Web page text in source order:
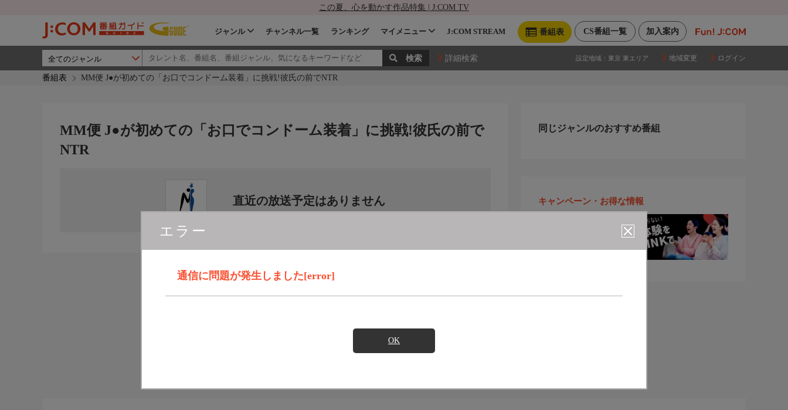
この夏、心を動かす作品特集 | J:COM TV
加入案内
CS番組一覧
番組表
ジャンル チャンネル一覧 ランキング マイメニュー J:COM STREAM
詳細検索 設定地域： 東京 東エリア 地域変更 ログイン
番組表 MM便 J●が初めての「お口でコンドーム装着」に挑戦!彼氏の前でNTR
エラー
通信に問題が発生しました[error]
OK
MM便 J●が初めての「お口でコンドーム装着」に挑戦!彼氏の前で
NTR
直近の放送予定はありません
同じジャンルのおすすめ番組
キャンペーン・お得な情報